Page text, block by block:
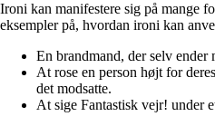
Ironi kan manifestere sig på mange
eksempler på, hvordan ironi kan
En brandmand, der selv ender
At rose en person højt for
det modsatte.
At sige Fantastisk vejr! under